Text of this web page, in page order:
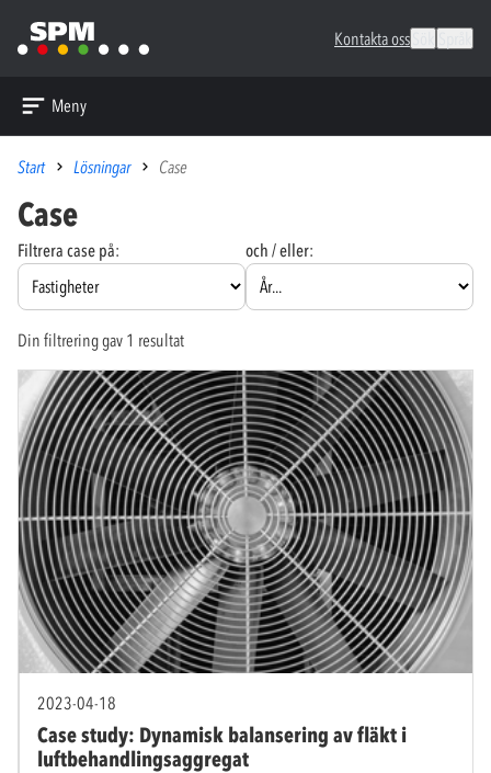
Kontakta oss
Meny
Start Lösningar Case
Case
Filtrera case på: och / eller:
Din filtrering gav 1 resultat
2023-04-18
Case study: Dynamisk balansering av fläkt i
luftbehandlingsaggregat